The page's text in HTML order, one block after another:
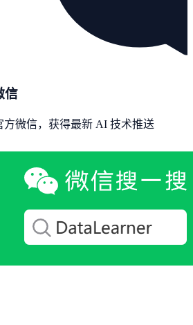
信
方微信，获得最新 AI 技术推送